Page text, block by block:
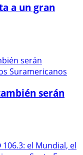
a un gran
serán